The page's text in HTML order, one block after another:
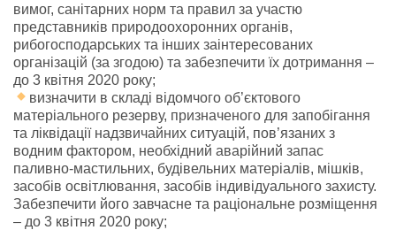
вимог, санітарних норм та правил за участю
представників природоохоронних органів,
рибогосподарських та інших заінтересованих
організацій (за згодою) та забезпечити їх дотримання –
до 3 квітня 2020 року;
визначити в складі відомчого об’єктового
матеріального резерву, призначеного для запобігання
та ліквідації надзвичайних ситуацій, пов’язаних з
водним фактором, необхідний аварійний запас
паливно-мастильних, будівельних матеріалів, мішків,
засобів освітлювання, засобів індивідуального захисту.
Забезпечити його завчасне та раціональне розміщення
– до 3 квітня 2020 року;